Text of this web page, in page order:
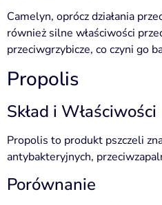
Camelyn, oprócz działania
również silne właściwości
przeciwgrzybicze, co czyni go
Propolis
Skład i Właściwości
Propolis to produkt pszczeli
antybakteryjnych,
Porównanie